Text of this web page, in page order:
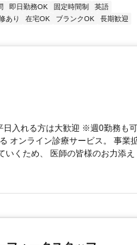
即日勤務OK 固定時間制
英語
あり 在宅OK ブランクOK
長期歓迎
入れる方は大歓迎 ※週0勤務も可
オンライン診療サービス。 事業
くため、 医師の皆様のお力添え